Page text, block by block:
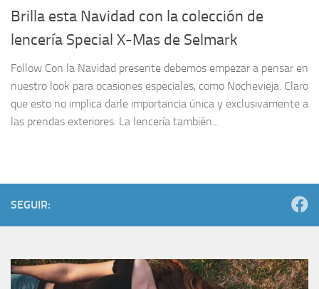
Brilla esta Navidad con la colección de
lencería Special X-Mas de Selmark
Follow Con la Navidad presente debemos empezar a pensar en
nuestro look para ocasiones especiales, como Nochevieja. Claro
que esto no implica darle importancia única y exclusivamente a
las prendas exteriores. La lencería también...
SEGUIR: